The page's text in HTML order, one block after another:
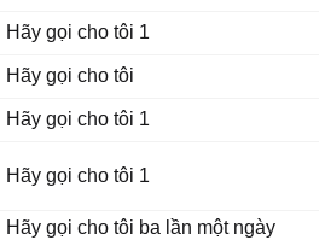
Hãy gọi cho tôi 1
Hãy gọi cho tôi
Hãy gọi cho tôi 1
Hãy gọi cho tôi 1
Hãy gọi cho tôi ba lần một ngày